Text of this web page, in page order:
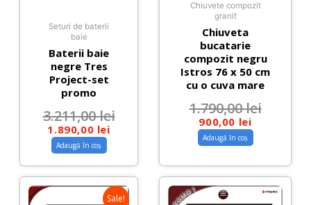
Seturi de baterii
baie
Baterii baie
negre Tres
Project-set
promo
3.211,00lei
1.890,00 lei
Adaugă în coș
Chiuvete compozit
granit
Chiuveta
bucatarie
compozit negru
Istros 76 x 50 cm
cu o cuva mare
1.790,00lei
900,00 lei
Adaugă în coș
Sale!